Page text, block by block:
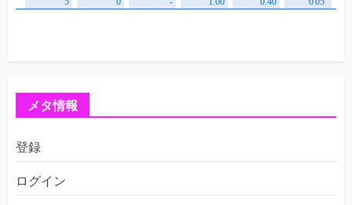
メタ情報
登録
ログイン